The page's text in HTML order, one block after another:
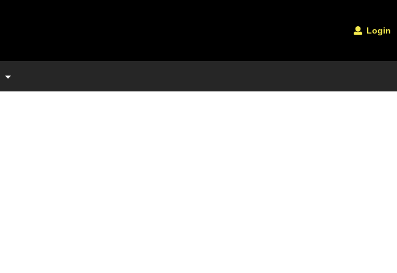
Login